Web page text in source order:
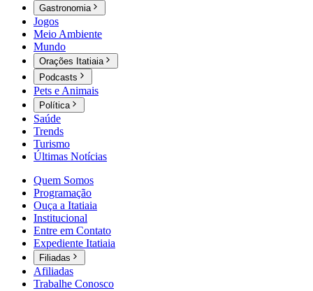
Gastronomia
Jogos
Meio Ambiente
Mundo
Orações Itatiaia
Podcasts
Pets e Animais
Política
Saúde
Trends
Turismo
Últimas Notícias
Quem Somos
Programação
Ouça a Itatiaia
Institucional
Entre em Contato
Expediente Itatiaia
Filiadas
Afiliadas
Trabalhe Conosco